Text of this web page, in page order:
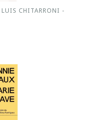
LUIS CHITARRONI -